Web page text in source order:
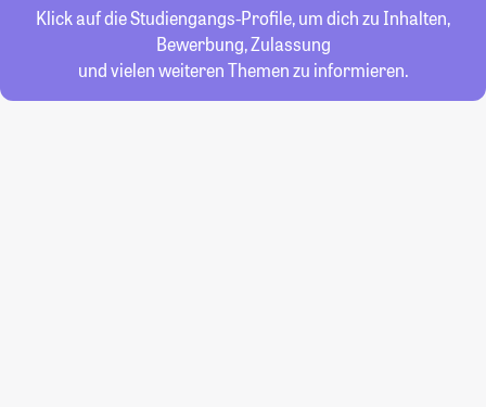
Klick auf die Studiengangs-Profile, um dich zu Inhalten,
Bewerbung, Zulassung
und vielen weiteren Themen zu informieren.